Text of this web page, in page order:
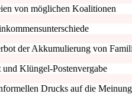
von möglichen Koalitionen
der Akkumulierung von
Klüngel-Postenvergabe
Drucks auf die